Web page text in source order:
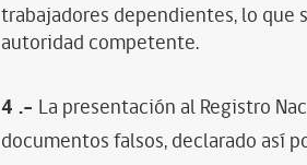
trabajadores dependientes, lo
autoridad competente.
4 .- La presentación al Registro
documentos falsos, declarado así